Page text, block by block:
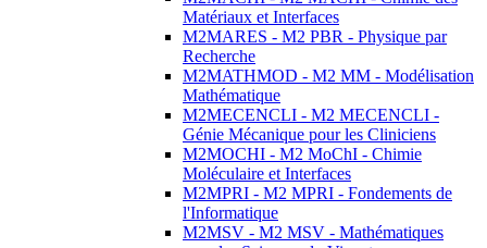
Matériaux et Interfaces
M2MARES - M2 PBR - Physique par
Recherche
M2MATHMOD - M2 MM - Modélisation
Mathématique
M2MECENCLI - M2 MECENCLI -
Génie Mécanique pour les Cliniciens
M2MOCHI - M2 MoChI - Chimie
Moléculaire et Interfaces
M2MPRI - M2 MPRI - Fondements de
l'Informatique
M2MSV - M2 MSV - Mathématiques